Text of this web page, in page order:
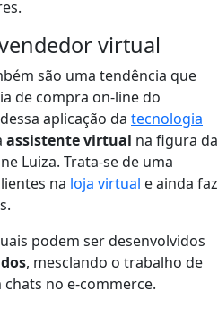
virtual
são uma tendência que
de compra on-line do
aplicação da tecnologia
assistente virtual na figura da
Luiza. Trata-se de uma
na loja virtual e ainda faz
podem ser desenvolvidos
, mesclando o trabalho de
no e-commerce.